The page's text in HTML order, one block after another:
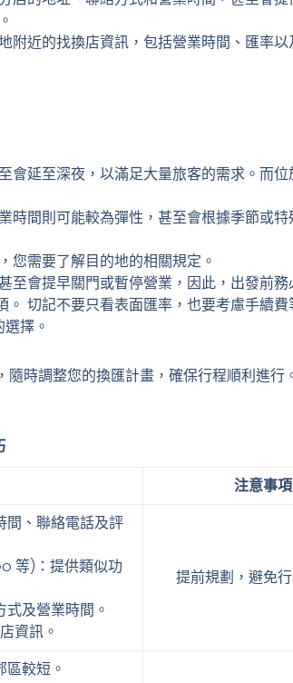
附近的找換店資訊，包括營業時間、匯率
會延至深夜，以滿足大量旅客的需求。而
時間則可能較為彈性，甚至會根據季節或
您需要了解目的地的相關規定。
會提早關門或暫停營業，因此，出發前務
切記不要只看表面匯率，也要考慮手續費
擇。
時調整您的換匯計畫，確保行程順利進行
注意事項
、聯絡電話及評
等)：提供類似功
及營業時間。
資訊。
提前規劃，避免
較短。